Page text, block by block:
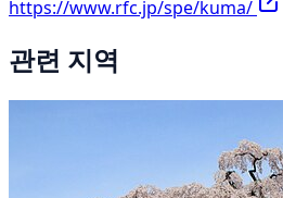
https://www.rfc.jp/spe/kuma/
관련 지역